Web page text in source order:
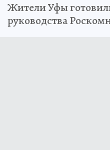
Жители Уфы
руководства